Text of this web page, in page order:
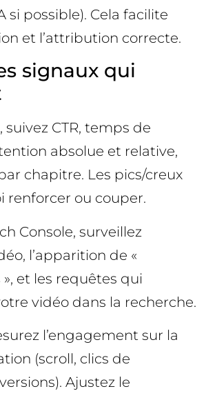
si possible). Cela facilite
et l’attribution correcte.
signaux qui
suivez CTR, temps de
absolue et relative,
chapitre. Les pics/creux
renforcer ou couper.
Console, surveillez
l’apparition de «
et les requêtes qui
vidéo dans la recherche.
l’engagement sur la
(scroll, clics de
Ajustez le